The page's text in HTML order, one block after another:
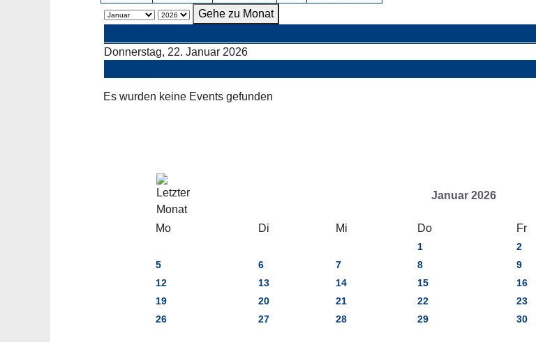
Gehe zu Monat
Donnerstag, 22. Januar 2026
Es wurden keine Events gefunden
Januar 2026
Mo Di Mi Do Fr
1 2
5
6 7 8 9
12
13 14 15 16
19
20 21 22 23
26
27 28 29 30